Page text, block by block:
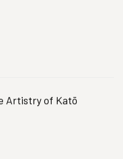
Artistry of Katō